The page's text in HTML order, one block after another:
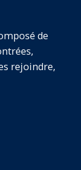
de
rejoindre,